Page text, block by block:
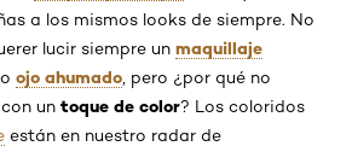
a los mismos looks de siempre. No
lucir siempre un maquillaje
ojo ahumado , pero ¿por qué no
un toque de color? Los coloridos
están en nuestro radar de